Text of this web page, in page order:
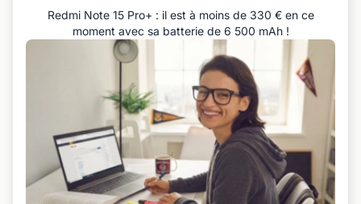
Redmi Note 15 Pro+ : il est à moins de 330 € en ce
moment avec sa batterie de 6 500 mAh !